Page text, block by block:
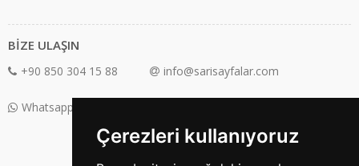
Çerezleri kullanıyoruz
BİZE ULAŞIN
+90 850 304 15 88 info@sarisayfalar.com
Whatsapp Destek: +90 850 304 15 88